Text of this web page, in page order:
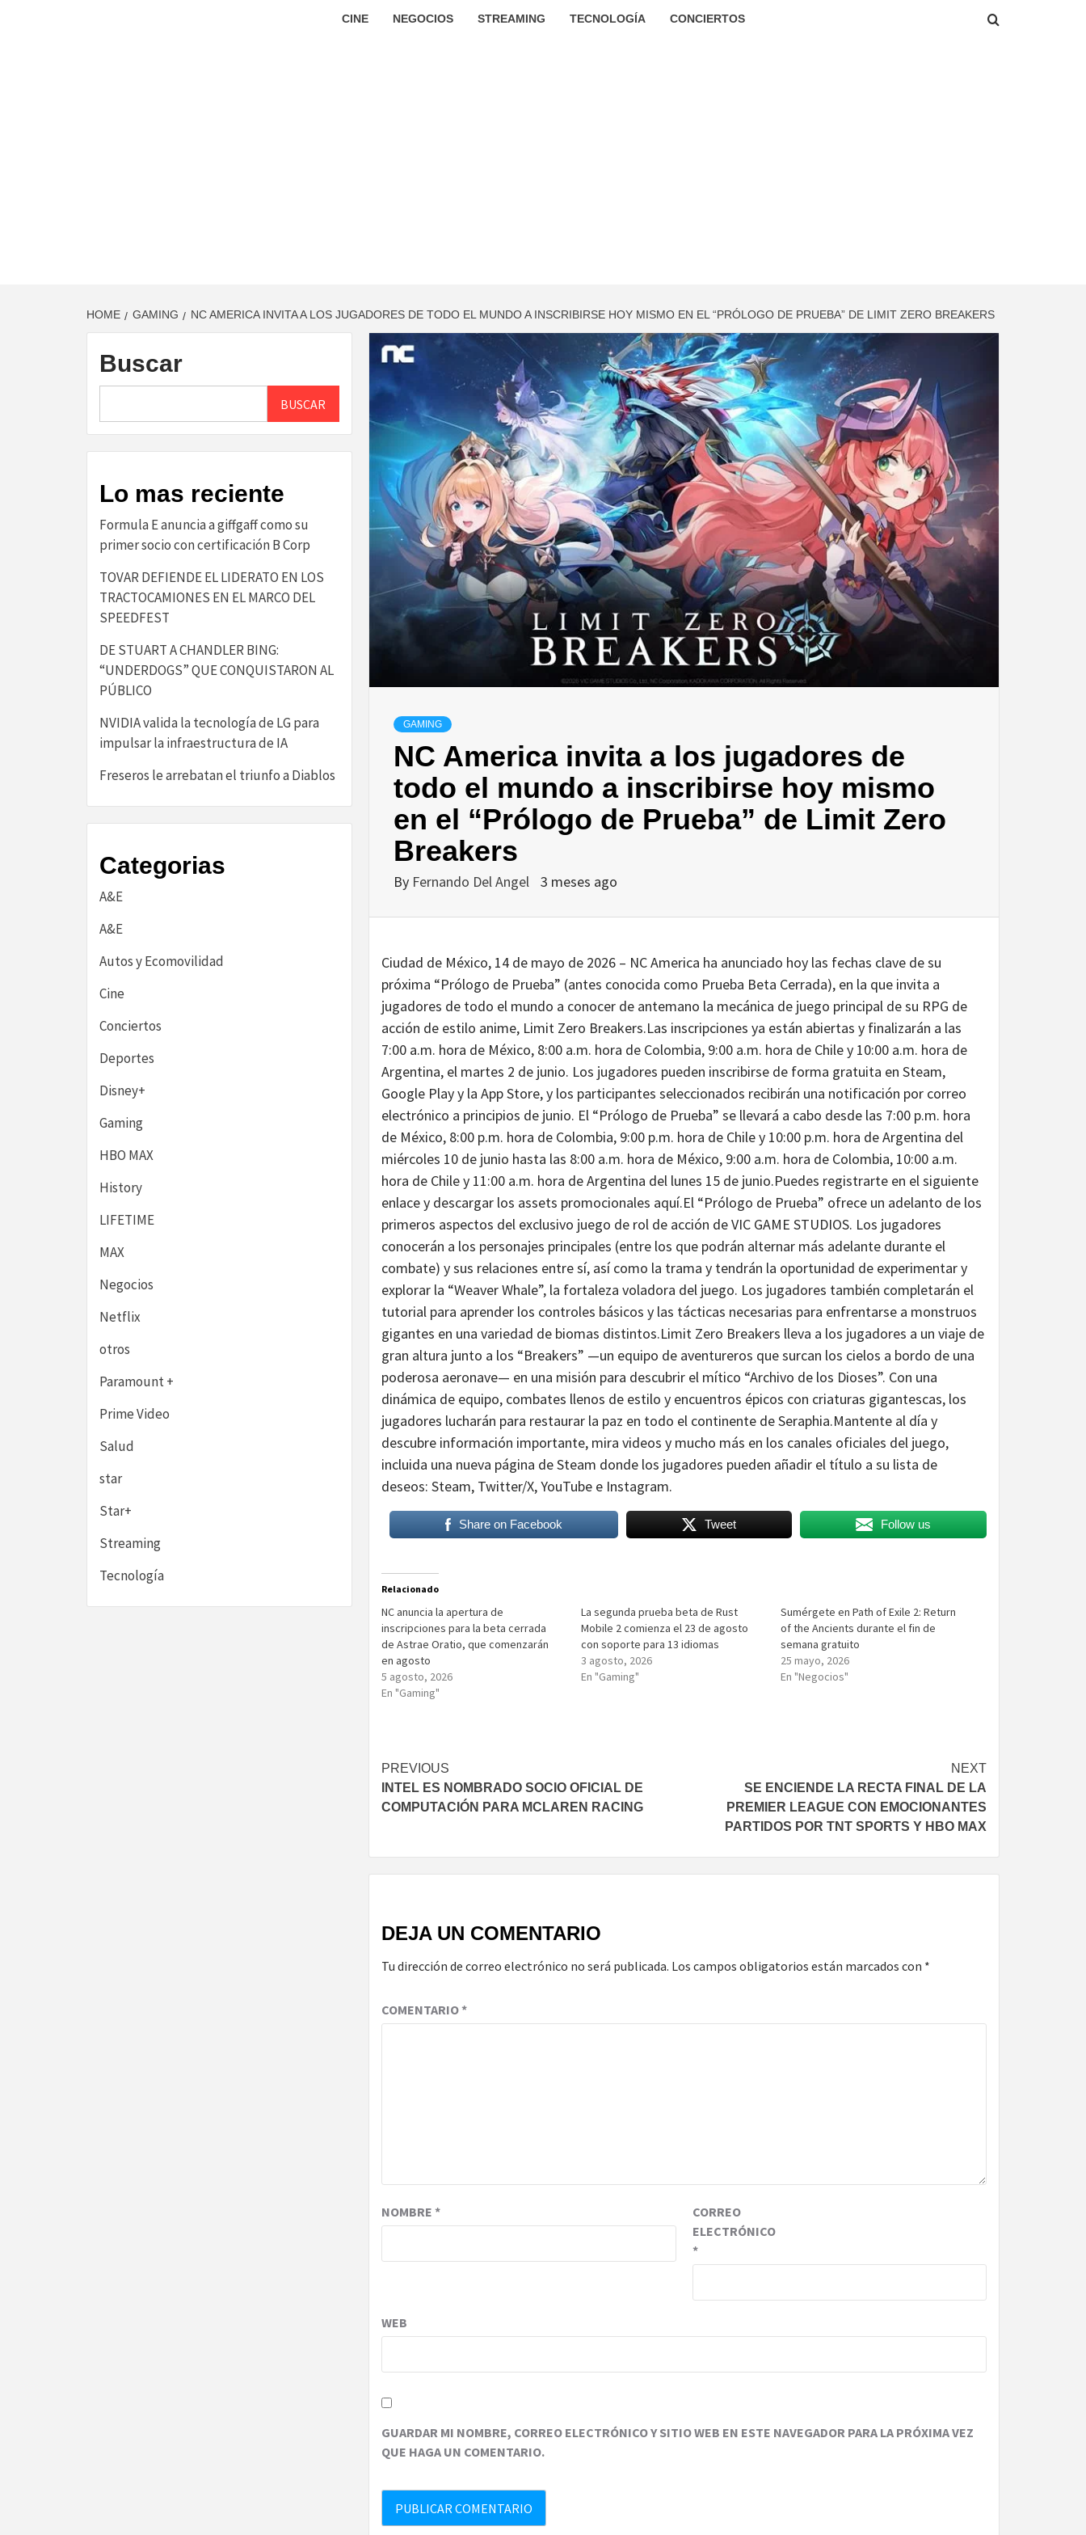
CINE NEGOCIOS STREAMING TECNOLOGÍA CONCIERTOS
HOME GAMING NC AMERICA INVITA A LOS JUGADORES DE TODO EL MUNDO A INSCRIBIRSE HOY MISMO EN EL “PRÓLOGO DE PRUEBA” DE LIMIT ZERO BREAKERS
GAMING
NC America invita a los jugadores de
todo el mundo a inscribirse hoy mismo
en el “Prólogo de Prueba” de Limit Zero
Breakers
By Fernando Del Angel 3 meses ago
Ciudad de México, 14 de mayo de 2026 – NC America ha anunciado hoy las fechas clave de su
próxima “Prólogo de Prueba” (antes conocida como Prueba Beta Cerrada), en la que invita a
jugadores de todo el mundo a conocer de antemano la mecánica de juego principal de su RPG de
acción de estilo anime, Limit Zero Breakers.Las inscripciones ya están abiertas y finalizarán a las
7:00 a.m. hora de México, 8:00 a.m. hora de Colombia, 9:00 a.m. hora de Chile y 10:00 a.m. hora de
Argentina, el martes 2 de junio. Los jugadores pueden inscribirse de forma gratuita en Steam,
Google Play y la App Store, y los participantes seleccionados recibirán una notificación por correo
electrónico a principios de junio. El “Prólogo de Prueba” se llevará a cabo desde las 7:00 p.m. hora
de México, 8:00 p.m. hora de Colombia, 9:00 p.m. hora de Chile y 10:00 p.m. hora de Argentina del
miércoles 10 de junio hasta las 8:00 a.m. hora de México, 9:00 a.m. hora de Colombia, 10:00 a.m.
hora de Chile y 11:00 a.m. hora de Argentina del lunes 15 de junio.Puedes registrarte en el siguiente
enlace y descargar los assets promocionales aquí.El “Prólogo de Prueba” ofrece un adelanto de los
primeros aspectos del exclusivo juego de rol de acción de VIC GAME STUDIOS. Los jugadores
conocerán a los personajes principales (entre los que podrán alternar más adelante durante el
combate) y sus relaciones entre sí, así como la trama y tendrán la oportunidad de experimentar y
explorar la “Weaver Whale”, la fortaleza voladora del juego. Los jugadores también completarán el
tutorial para aprender los controles básicos y las tácticas necesarias para enfrentarse a monstruos
gigantes en una variedad de biomas distintos.Limit Zero Breakers lleva a los jugadores a un viaje de
gran altura junto a los “Breakers” —un equipo de aventureros que surcan los cielos a bordo de una
poderosa aeronave— en una misión para descubrir el mítico “Archivo de los Dioses”. Con una
dinámica de equipo, combates llenos de estilo y encuentros épicos con criaturas gigantescas, los
jugadores lucharán para restaurar la paz en todo el continente de Seraphia.Mantente al día y
descubre información importante, mira videos y mucho más en los canales oficiales del juego,
incluida una nueva página de Steam donde los jugadores pueden añadir el título a su lista de
deseos: Steam, Twitter/X, YouTube e Instagram.
Share on Facebook Tweet Follow us
Relacionado
NC anuncia la apertura de
inscripciones para la beta cerrada
de Astrae Oratio, que comenzarán
en agosto
5 agosto, 2026
En "Gaming"
La segunda prueba beta de Rust
Mobile 2 comienza el 23 de agosto
con soporte para 13 idiomas
3 agosto, 2026
En "Gaming"
Sumérgete en Path of Exile 2: Return
of the Ancients durante el fin de
semana gratuito
25 mayo, 2026
En "Negocios"
Post
navigation
PREVIOUS
INTEL ES NOMBRADO SOCIO OFICIAL DE
COMPUTACIÓN PARA MCLAREN RACING
NEXT
SE ENCIENDE LA RECTA FINAL DE LA
PREMIER LEAGUE CON EMOCIONANTES
PARTIDOS POR TNT SPORTS Y HBO MAX
DEJA UN COMENTARIO
Tu dirección de correo electrónico no será publicada. Los campos obligatorios están marcados con *
COMENTARIO*
NOMBRE *
CORREO
ELECTRÓNICO
*
WEB
GUARDAR MI NOMBRE, CORREO ELECTRÓNICO Y SITIO WEB EN ESTE NAVEGADOR PARA LA PRÓXIMA VEZ
QUE HAGA UN COMENTARIO.
Buscar
BUSCAR
Lo mas reciente
​Formula E anuncia a giffgaff como su
primer socio con certificación B Corp​
TOVAR DEFIENDE EL LIDERATO EN LOS
TRACTOCAMIONES EN EL MARCO DEL
SPEEDFEST
DE STUART A CHANDLER BING:
“UNDERDOGS” QUE CONQUISTARON AL
PÚBLICO
NVIDIA valida la tecnología de LG para
impulsar la infraestructura de IA
Freseros le arrebatan el triunfo a Diablos
Categorias
A&E
A&E
Autos y Ecomovilidad
Cine
Conciertos
Deportes
Disney+
Gaming
HBO MAX
History
LIFETIME
MAX
Negocios
Netflix
otros
Paramount +
Prime Video
Salud
star
Star+
Streaming
Tecnología